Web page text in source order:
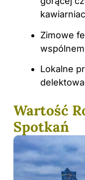
Zimowe
Lokalne
Wartość
Spotkań